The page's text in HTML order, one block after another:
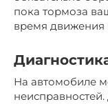
пока тормоза
время движения
На автомобиле